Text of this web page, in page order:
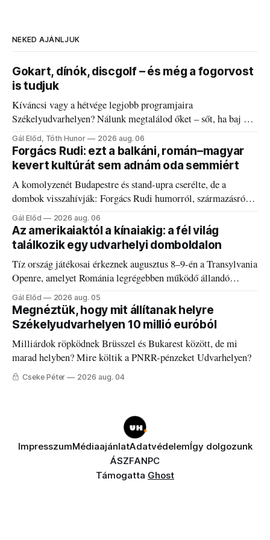
NEKED AJÁNLJUK
Gokart, dínók, discgolf – és még a fogorvost
is tudjuk
Kíváncsi vagy a hétvége legjobb programjaira
Székelyudvarhelyen? Nálunk megtalálod őket – sőt, ha baj van
a fogaddal, a fogorvosi ügyeletet is!
Gál Előd, Tóth Hunor 2026 aug. 06
Forgács Rudi: ezt a balkáni, román–magyar
kevert kultúrát sem adnám oda semmiért
A komolyzenét Budapestre és stand-upra cserélte, de a
dombok visszahívják: Forgács Rudi humorról, származásról
és határokról.
Gál Előd 2026 aug. 06
Az amerikaiaktól a kínaiakig: a fél világ
találkozik egy udvarhelyi domboldalon
Tíz ország játékosai érkeznek augusztus 8–9-én a Transylvania
Openre, amelyet Románia legrégebben működő állandó
discgolfpályáján rendeznek meg.
Gál Előd 2026 aug. 05
Megnéztük, hogy mit állítanak helyre
Székelyudvarhelyen 10 millió euróból
Milliárdok röpködnek Brüsszel és Bukarest között, de mi
marad helyben? Mire költik a PNRR-pénzeket Udvarhelyen?
Cseke Péter 2026 aug. 04
ImpresszumMédiaajánlatAdatvédelemÍgy dolgozunk
ÁSZFANPC
Támogatta Ghost